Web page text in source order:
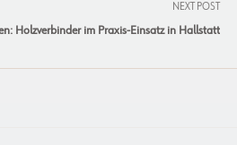
NEXT POST
Holzverbinder im Praxis-Einsatz in Hallstatt